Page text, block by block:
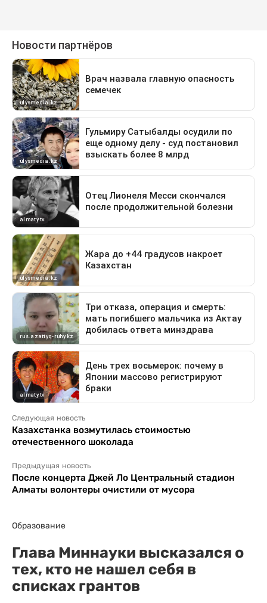
Следующая новость
Казахстанка возмутилась стоимостью
отечественного шоколада
Предыдущая новость
После концерта Джей Ло Центральный стадион
Алматы волонтеры очистили от мусора
Образование
Глава Миннауки высказался о
тех, кто не нашел себя в
списках грантов